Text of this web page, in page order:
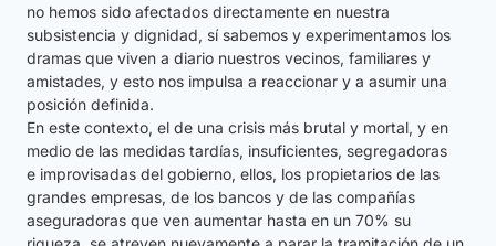
no hemos sido afectados directamente en nuestra
subsistencia y dignidad, sí sabemos y experimentamos los
dramas que viven a diario nuestros vecinos, familiares y
amistades, y esto nos impulsa a reaccionar y a asumir una
posición definida.
En este contexto, el de una crisis más brutal y mortal, y en
medio de las medidas tardías, insuficientes, segregadoras
e improvisadas del gobierno, ellos, los propietarios de las
grandes empresas, de los bancos y de las compañías
aseguradoras que ven aumentar hasta en un 70% su